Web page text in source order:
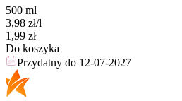
500 ml
3,98 zł/l
Cena
1,99 zł
Do koszyka
Przydatny do 12-07-2027